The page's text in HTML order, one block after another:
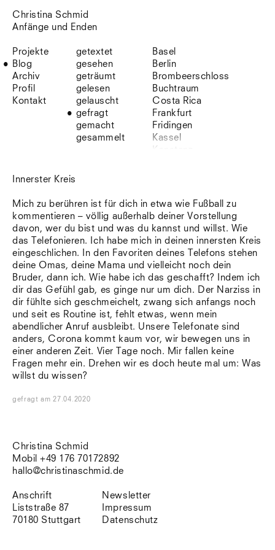
Christina Schmid
Anfänge und Enden
Projekte
Blog
Archiv
Profil
Kontakt
getextet
gesehen
geträumt
gelesen
gelauscht
gefragt
gemacht
gesammelt
Basel
Berlin
Brombeerschloss
Buchtraum
Costa Rica
Frankfurt
Fridingen
Kassel
Lio
Lissabon
NYC
Paris
Sonnenbühl
Straßburg
Stuttgart
Südtirol
Vellexon
Venedig
Zürich
Offenes Buch
Innerster Kreis
Mich zu berühren ist für dich in etwa wie Fußball zu
kommentieren – völlig außerhalb deiner Vorstellung
davon, wer du bist und was du kannst und willst. Wie
das Telefonieren. Ich habe mich in deinen innersten Kreis
eingeschlichen. In den Favoriten deines Telefons stehen
deine Omas, deine Mama und vielleicht noch dein
Bruder, dann ich. Wie habe ich das geschafft? Indem ich
dir das Gefühl gab, es ginge nur um dich. Der Narziss in
dir fühlte sich geschmeichelt, zwang sich anfangs noch
und seit es Routine ist, fehlt etwas, wenn mein
abendlicher Anruf ausbleibt. Unsere Telefonate sind
anders, Corona kommt kaum vor, wir bewegen uns in
einer anderen Zeit. Vier Tage noch. Mir fallen keine
Fragen mehr ein. Drehen wir es doch heute mal um: Was
willst du wissen?
gefragt am27.04.2020
Christina Schmid
Mobil +49 176 70172892
hallo@christinaschmid.de
Anschrift
Liststraße 87
70180 Stuttgart
Newsletter
Impressum
Datenschutz